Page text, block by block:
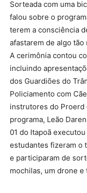
Sorteada com uma
falou sobre o
terem a consciência
afastarem de algo tão
A cerimônia contou
incluindo
dos Guardiões do
Policiamento com
instrutores do Proerd
programa, Leão
01 do Itapoã
estudantes fizeram o
e participaram de
mochilas, um drone